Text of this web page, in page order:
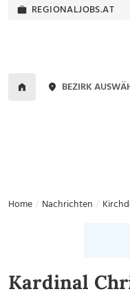
REGIONALJOBS.AT
BEZIRK
Home Nachrichten
Kardinal